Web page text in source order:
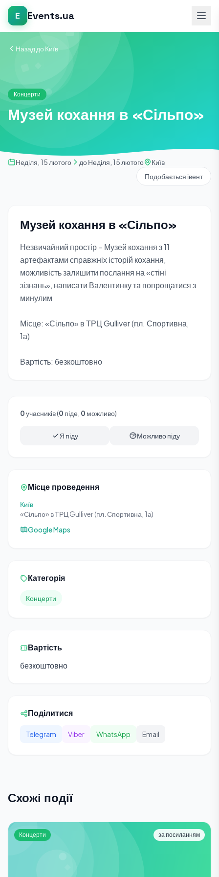
E Events.ua
Назад до Київ
Концерти
Музей кохання в «Сільпо»
Неділя, 15 лютого до Неділя, 15 лютого
Київ
Подобається івент
Музей кохання в «Сільпо»
Незвичайний простір – Музей кохання з 11
артефактами справжніх історій кохання,
можливість залишити послання на «стіні
зізнань», написати Валентинку та попрощатися з
минулим
Місце: «Сільпо» в ТРЦ Gulliver (пл. Спортивна,
1а)
Вартість: безкоштовно
0учасників (0 піде, 0 можливо)
Я піду Можливо піду
Місце проведення
Київ
«Сільпо» в ТРЦ Gulliver (пл. Спортивна, 1а)
Google Maps
Категорія
Концерти
Вартість
безкоштовно
Поділитися
Telegram Viber WhatsApp Email
Схожі події
Концерти за посиланням